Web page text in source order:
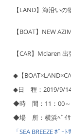
【LAND】海沿い
【BOAT】NEW
【CAR】Mclaren
◆【
◆日 程：2019/9/
◆時 間：11：00～
◆場 所：横浜ﾍﾞｲｻ
「SEA BREEZE ﾎﾞ